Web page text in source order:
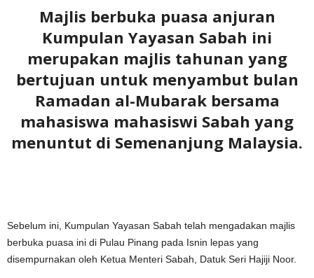
Majlis berbuka puasa anjuran
Kumpulan Yayasan Sabah ini
merupakan majlis tahunan yang
bertujuan untuk menyambut bulan
Ramadan al-Mubarak bersama
mahasiswa mahasiswi Sabah yang
menuntut di Semenanjung Malaysia.
Sebelum ini, Kumpulan Yayasan Sabah telah mengadakan majlis
berbuka puasa ini di Pulau Pinang pada Isnin lepas yang
disempurnakan oleh Ketua Menteri Sabah, Datuk Seri Hajiji Noor.